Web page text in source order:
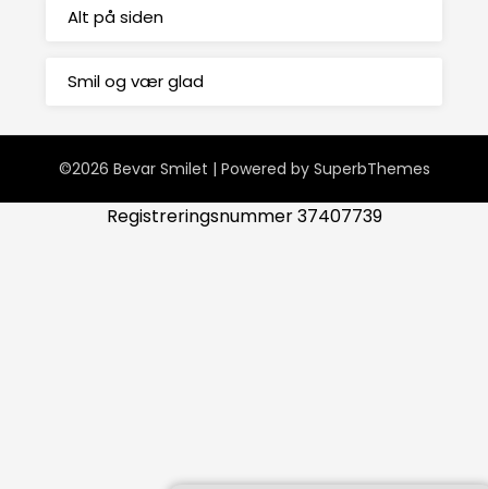
Alt på siden
Smil og vær glad
©2026 Bevar Smilet | Powered by SuperbThemes
Registreringsnummer 37407739